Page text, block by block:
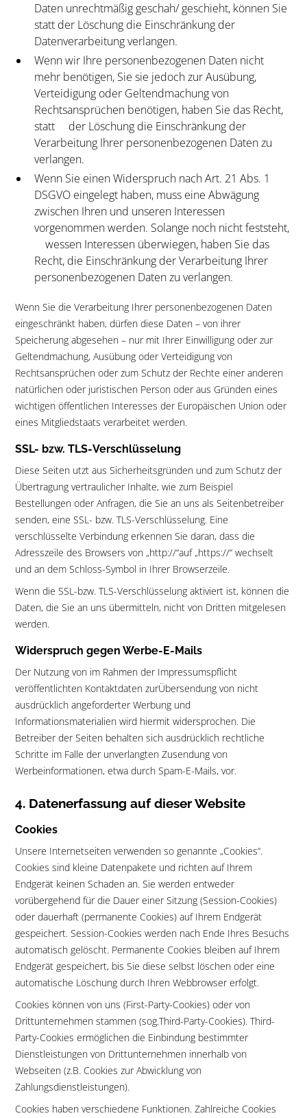
Daten unrechtmäßig geschah/ geschieht, können Sie
statt der Löschung die Einschränkung der
Datenverarbeitung verlangen.
Wenn wir Ihre personenbezogenen Daten nicht
mehr benötigen, Sie sie jedoch zur Ausübung,
Verteidigung oder Geltendmachung von
Rechtsansprüchen benötigen, haben Sie das Recht,
statt der Löschung die Einschränkung der
Verarbeitung Ihrer personenbezogenen Daten zu
verlangen.
Wenn Sie einen Widerspruch nach Art. 21 Abs. 1
DSGVO eingelegt haben, muss eine Abwägung
zwischen Ihren und unseren Interessen
vorgenommen werden. Solange noch nicht feststeht,
wessen Interessen überwiegen, haben Sie das
Recht, die Einschränkung der Verarbeitung Ihrer
personenbezogenen Daten zu verlangen.
Wenn Sie die Verarbeitung Ihrer personenbezogenen Daten
eingeschränkt haben, dürfen diese Daten – von ihrer
Speicherung abgesehen – nur mit Ihrer Einwilligung oder zur
Geltendmachung, Ausübung oder Verteidigung von
Rechtsansprüchen oder zum Schutz der Rechte einer anderen
natürlichen oder juristischen Person oder aus Gründen eines
wichtigen öffentlichen Interesses der Europäischen Union oder
eines Mitgliedstaats verarbeitet werden.
SSL- bzw. TLS-Verschlüsselung
Diese Seiten utzt aus Sicherheitsgründen und zum Schutz der
Übertragung vertraulicher Inhalte, wie zum Beispiel
Bestellungen oder Anfragen, die Sie an uns als Seitenbetreiber
senden, eine SSL- bzw. TLS-Verschlüsselung. Eine
verschlüsselte Verbindung erkennen Sie daran, dass die
Adresszeile des Browsers von „http://“auf „https://“ wechselt
und an dem Schloss-Symbol in Ihrer Browserzeile.
Wenn die SSL-bzw. TLS-Verschlüsselung aktiviert ist, können die
Daten, die Sie an uns übermitteln, nicht von Dritten mitgelesen
werden.
Widerspruch gegen Werbe-E-Mails
Der Nutzung von im Rahmen der Impressumspflicht
veröffentlichten Kontaktdaten zurÜbersendung von nicht
ausdrücklich angeforderter Werbung und
Informationsmaterialien wird hiermit widersprochen. Die
Betreiber der Seiten behalten sich ausdrücklich rechtliche
Schritte im Falle der unverlangten Zusendung von
Werbeinformationen, etwa durch Spam-E-Mails, vor.
4. Datenerfassung auf dieser Website
Cookies
Unsere Internetseiten verwenden so genannte „Cookies“.
Cookies sind kleine Datenpakete und richten auf Ihrem
Endgerät keinen Schaden an. Sie werden entweder
vorübergehend für die Dauer einer Sitzung (Session-Cookies)
oder dauerhaft (permanente Cookies) auf Ihrem Endgerät
gespeichert. Session-Cookies werden nach Ende Ihres Besuchs
automatisch gelöscht. Permanente Cookies bleiben auf Ihrem
Endgerät gespeichert, bis Sie diese selbst löschen oder eine
automatische Löschung durch Ihren Webbrowser erfolgt.
Cookies können von uns (First-Party-Cookies) oder von
Drittunternehmen stammen (sog.Third-Party-Cookies). Third-
Party-Cookies ermöglichen die Einbindung bestimmter
Dienstleistungen von Drittunternehmen innerhalb von
Webseiten (z.B. Cookies zur Abwicklung von
Zahlungsdienstleistungen).
Cookies haben verschiedene Funktionen. Zahlreiche Cookies